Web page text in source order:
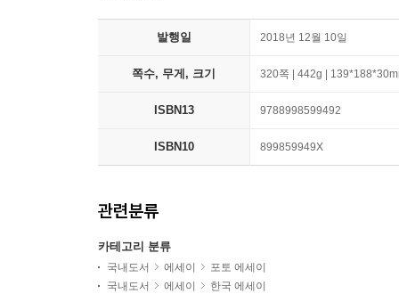
발행일 2018년 12월 10일
쪽수, 무게, 크기 320쪽 | 442g |
ISBN13 9788998599492
ISBN10 899859949X
관련분류
카테고리 분류
국내도서 에세이
포토 에세이
국내도서
에세이 한국 에세이